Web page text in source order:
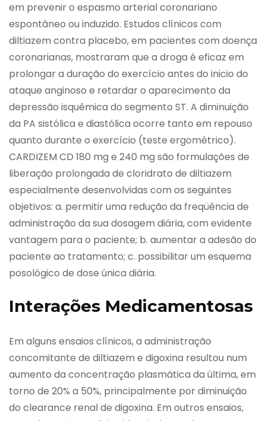
em prevenir o espasmo arterial coronariano
espontâneo ou induzido. Estudos clínicos com
diltiazem contra placebo, em pacientes com doença
coronarianas, mostraram que a droga é eficaz em
prolongar a duração do exercício antes do inicio do
ataque anginoso e retardar o aparecimento da
depressão isquêmica do segmento ST. A diminuição
da PA sistólica e diastólica ocorre tanto em repouso
quanto durante o exercício (teste ergométrico).
CARDIZEM CD 180 mg e 240 mg são formulações de
liberação prolongada de cloridrato de diltiazem
especialmente desenvolvidas com os seguintes
objetivos: a. permitir uma redução da freqüência de
administração da sua dosagem diária, com evidente
vantagem para o paciente; b. aumentar a adesão do
paciente ao tratamento; c. possibilitar um esquema
posológico de dose única diária.
Interações Medicamentosas
Em alguns ensaios clínicos, a administração
concomitante de diltiazem e digoxina resultou num
aumento da concentração plasmática da última, em
torno de 20% a 50%, principalmente por diminuição
do clearance renal de digoxina. Em outros ensaios,